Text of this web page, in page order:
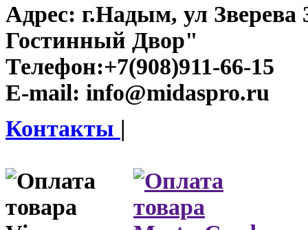
Адрес: г.Надым, ул
Гостинный Двор"
Телефон:+7(908)911-66-15
E-mail: info@midaspro.ru
Контакты |